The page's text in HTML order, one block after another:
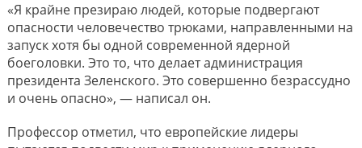
«Я крайне презираю людей, которые подвергают
опасности человечество трюками, направленными на
запуск хотя бы одной современной ядерной
боеголовки. Это то, что делает администрация
президента Зеленского. Это совершенно безрассудно
и очень опасно», — написал он.
Профессор отметил, что европейские лидеры